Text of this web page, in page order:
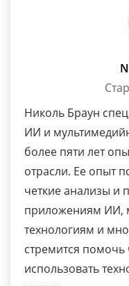
Николь Браун
ИИ и
более пяти лет
отрасли. Ее опыт
четкие анализы и
приложениям ИИ,
технологиям и
стремится помочь
использовать